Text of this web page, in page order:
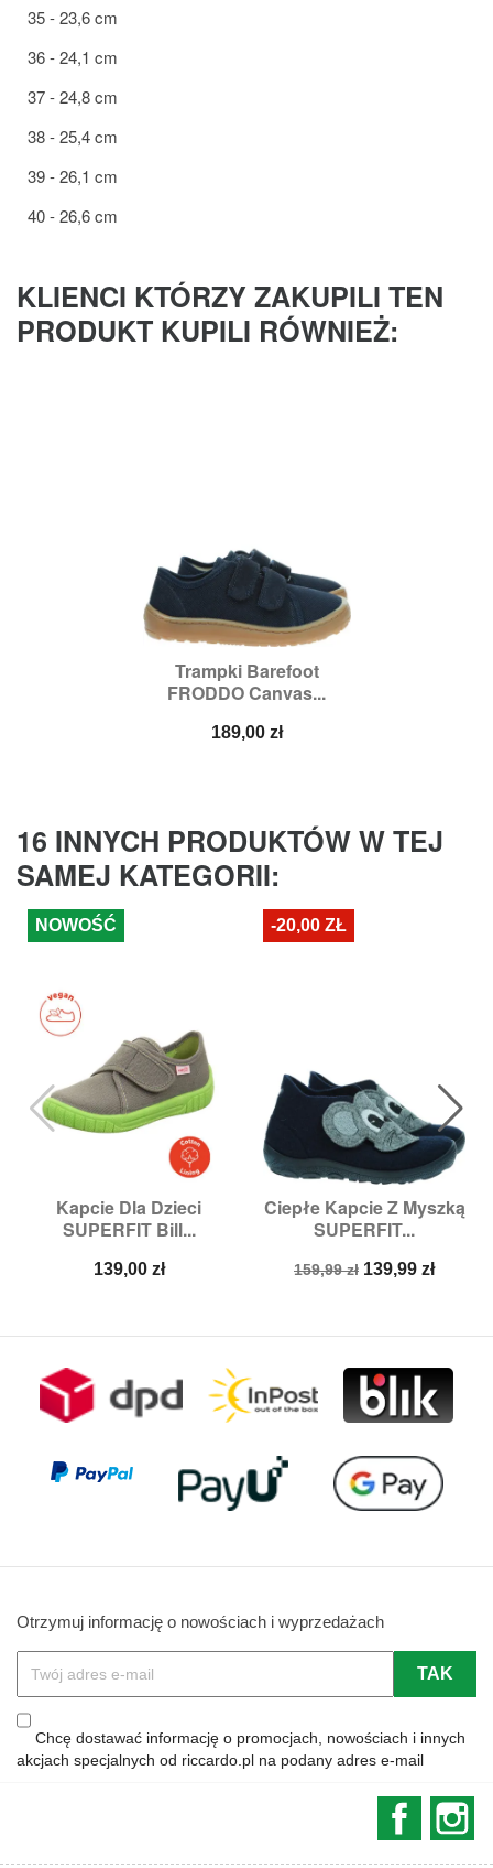
35 - 23,6 cm
36 - 24,1 cm
37 - 24,8 cm
38 - 25,4 cm
39 - 26,1 cm
40 - 26,6 cm
KLIENCI KTÓRZY ZAKUPILI TEN
PRODUKT KUPILI RÓWNIEŻ:
Trampki Barefoot
FRODDO Canvas...
Cena
189,00 zł
16 INNYCH PRODUKTÓW W TEJ
SAMEJ KATEGORII:
Kapcie Dla Dzieci
SUPERFIT Bill...
Cena
139,00 zł
NOWOŚĆ
Ciepłe Kapcie Z Myszką
SUPERFIT...
Cena
159,99 zł Cena
139,99 zł
-20,00 ZŁ
Otrzymuj informację o nowościach i wyprzedażach
Chcę dostawać informację o promocjach, nowościach i innych
akcjach specjalnych od riccardo.pl na podany adres e-mail